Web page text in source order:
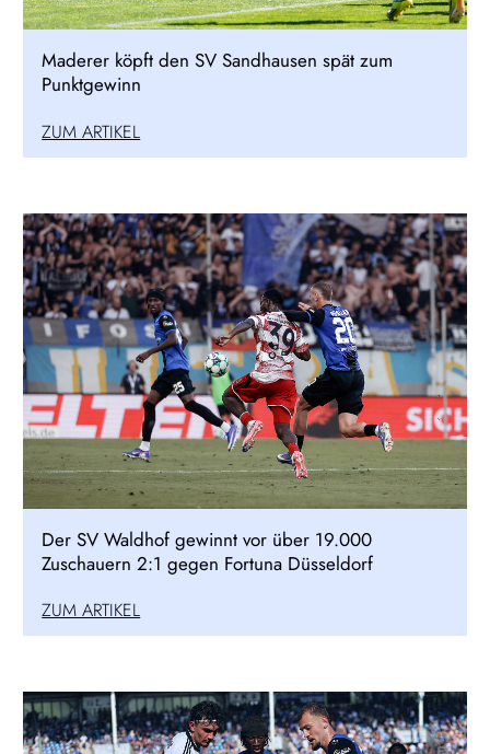
Maderer köpft den SV Sandhausen spät zum
Punktgewinn
ZUM ARTIKEL
Der SV Waldhof gewinnt vor über 19.000
Zuschauern 2:1 gegen Fortuna Düsseldorf
ZUM ARTIKEL